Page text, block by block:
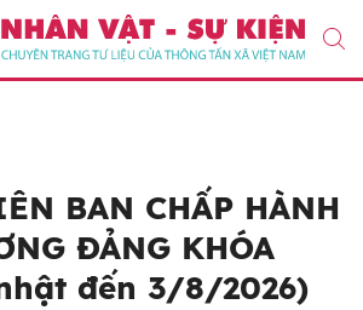
BAN CHẤP HÀNH
ĐẢNG KHÓA
đến 3/8/2026)